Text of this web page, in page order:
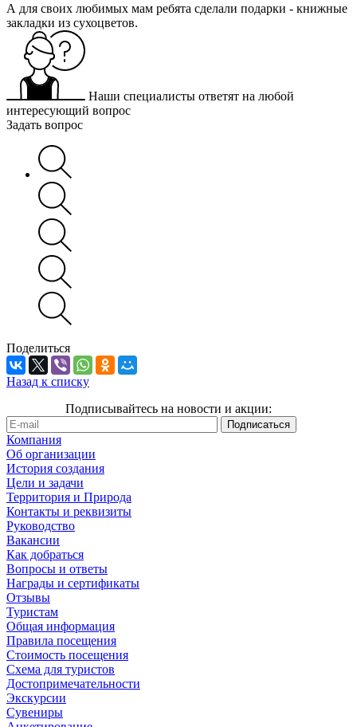
А для своих любимых мам ребята сделали подарки - книжные
закладки из сухоцветов.
Наши специалисты ответят на любой
интересующий вопрос
Задать вопрос
Поделиться
Назад к списку
Подписывайтесь на новости и акции:
Компания
Об организации
История создания
Цели и задачи
Территория и Природа
Контакты и реквизиты
Руководство
Вакансии
Как добраться
Вопросы и ответы
Награды и сертификаты
Отзывы
Туристам
Общая информация
Правила посещения
Стоимость посещения
Схема для туристов
Достопримечательности
Экскурсии
Сувениры